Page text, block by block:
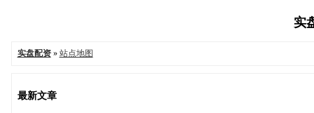
实
实盘配资» 站点地图
最新文章